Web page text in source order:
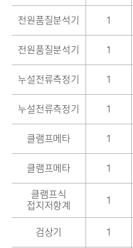
전원품질분석기
1
전원품질분석기 1
누설전류측정기 1
누설전류측정기 1
클램프메타 1
클램프메타 1
클램프식
접지저항계
1
검상기
1